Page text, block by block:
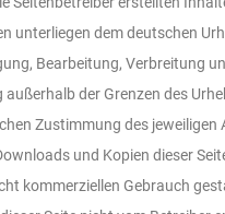
unterliegen dem deutschen
Bearbeitung, Verbreitung
außerhalb der Grenzen des
Zustimmung des jeweiligen
und Kopien dieser
kommerziellen Gebrauch